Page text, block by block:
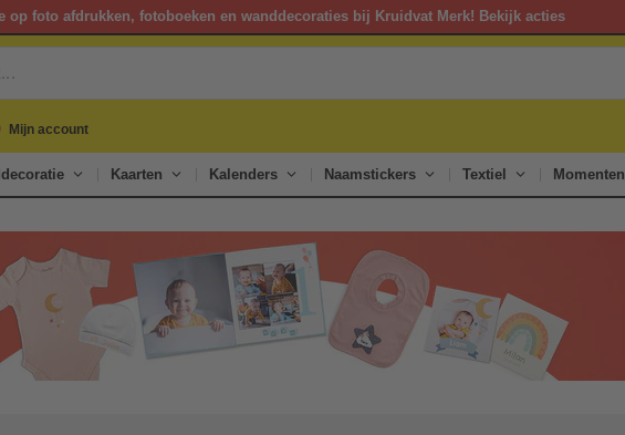
op foto afdrukken, fotoboeken en wanddecoraties bij Kruidvat Merk! Bekijk acties
Mijn account
Kaarten Kalenders Naamstickers Textiel Momenten